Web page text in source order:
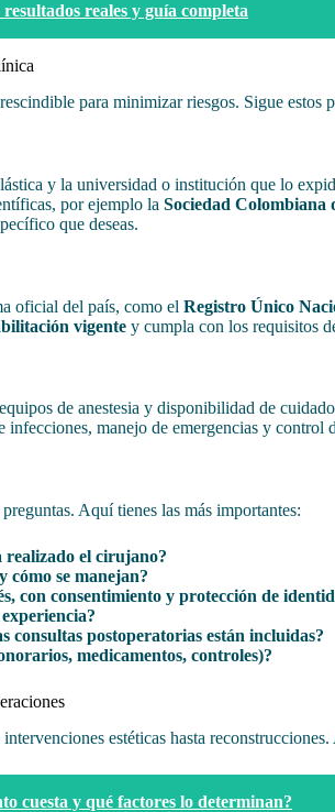
reales y guía completa
para minimizar riesgos. Sigue estos
y la universidad o institución que lo
por ejemplo la Sociedad Colombiana
que deseas.
oficial del país, como el Registro Único
vigente y cumpla con los requisitos
de anestesia y disponibilidad de
manejo de emergencias y control
Aquí tienes las más importantes:
realizado el cirujano?
cómo se manejan?
con consentimiento y protección de
consultas postoperatorias están incluidas?
medicamentos, controles)?
estéticas hasta
cuesta y qué factores lo determinan?